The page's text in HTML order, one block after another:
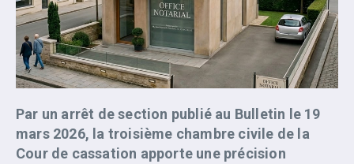
Par un arrêt de section publié au Bulletin le 19
mars 2026, la troisième chambre civile de la
Cour de cassation apporte une précision